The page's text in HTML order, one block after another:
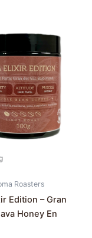
Roasters
Edition – Gran
Honey En